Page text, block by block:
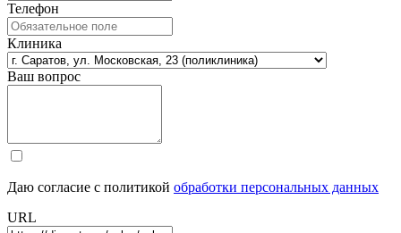
Телефон
Клиника
Ваш вопрос
Даю согласие с политикой обработки персональных данных
URL